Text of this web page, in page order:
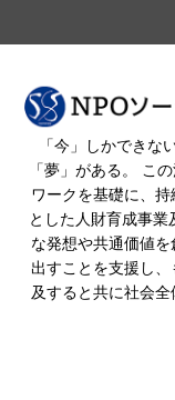
「今」しかできな
「夢」がある。 こ
ワークを基礎に、
とした人財育成事
な発想や共通価値
出すことを支援し
及すると共に社会